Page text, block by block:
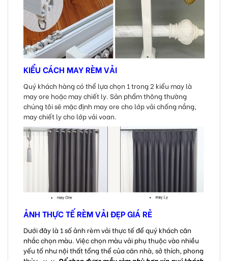
KIỂU CÁCH MAY RÈM VẢI
Quý khách hàng có thể lựa chọn 1 trong 2 kiểu may là
may ore hoặc may chiết ly. Sản phẩm thông thường
chúng tôi sẽ mặc định may ore cho lớp vải chống nắng,
may chiết ly cho lớp vải voan.
ẢNH THỰC TẾ RÈM VẢI ĐẸP GIÁ RẺ
Dưới đây là 1 số ảnh rèm vải thực tế để quý khách cân
nhắc chọn màu. Việc chọn màu vải phụ thuộc vào nhiều
yếu tố như nội thất tổng thể của căn nhà, sở thích, phong